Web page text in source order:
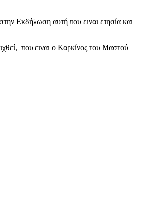
Εκδήλωση αυτή που ειναι ετησία και
που ειναι ο Καρκίνος του Μαστού